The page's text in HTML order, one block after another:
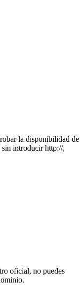
la disponibilidad de
sin introducir http://,
oficial, no puedes